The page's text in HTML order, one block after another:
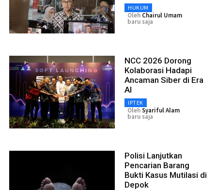
HUKUM
Oleh Chairul Umam
baru saja
NCC 2026 Dorong
Kolaborasi Hadapi
Ancaman Siber di Era
AI
IPTEK
OlehSyariful Alam
baru saja
Polisi Lanjutkan
Pencarian Barang
Bukti Kasus Mutilasi di
Depok